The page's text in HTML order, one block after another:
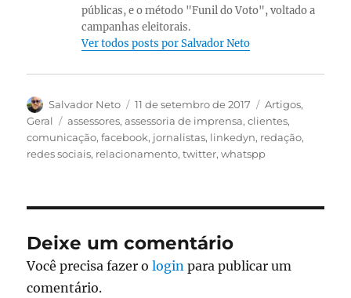
públicas, e o método "Funil do Voto", voltado a
campanhas eleitorais.
Ver todos posts por Salvador Neto
Autor
Salvador Neto
Publicado
em
11 de setembro de 2017 Categorias
Artigos,
Geral
Tags
assessores,assessoria de imprensa,clientes,
comunicação,facebook, jornalistas, linkedyn, redação,
redes sociais, relacionamento,twitter,whatspp
Deixe um comentário
Você precisa fazer ologin para publicar um
comentário.